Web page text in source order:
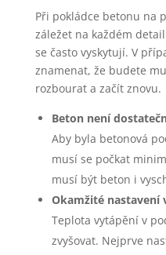
Při pokládce betonu na
záležet na každém
se často vyskytují. V
znamenat, že budete
rozbourat a začít znovu.
Beton není
Aby byla betonová
musí se počkat
musí být beton i
Okamžité nastavení
Teplota vytápění v
zvyšovat. Nejprve